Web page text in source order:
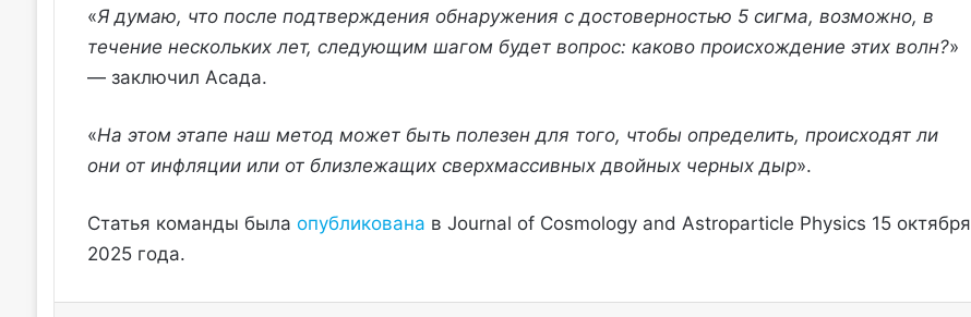
«Я думаю, что после подтверждения обнаружения с достоверностью 5 сигма, возможно, в
течение нескольких лет, следующим шагом будет вопрос: каково происхождение этих волн?»
— заключил Асада.
«На этом этапе наш метод может быть полезен для того, чтобы определить, происходят ли
они от инфляции или от близлежащих сверхмассивных двойных черных дыр».
Статья команды была опубликована в Journal of Cosmology and Astroparticle Physics 15 октября
2025 года.